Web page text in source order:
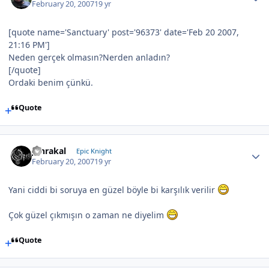
February 20, 200719 yr
[quote name='Sanctuary' post='96373' date='Feb 20 2007,
21:16 PM']
Neden gerçek olmasın?Nerden anladın?
[/quote]
Ordaki benim çünkü.
Quote
Jahrakal Epic Knight
February 20, 200719 yr
Yani ciddi bi soruya en güzel böyle bi karşılık verilir
Çok güzel çıkmışın o zaman ne diyelim
Quote